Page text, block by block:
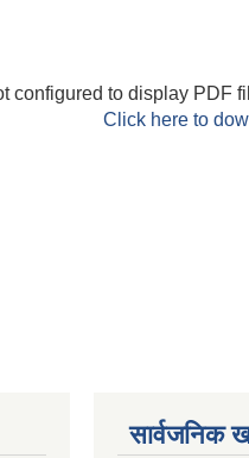
configured to display PDF
Click here to
सार्वजनिक